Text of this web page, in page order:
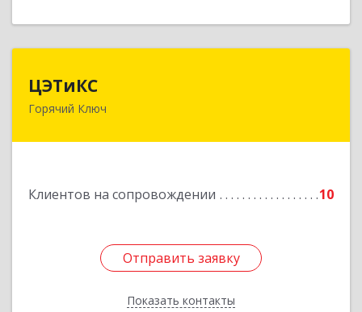
ЦЭТиКС
Горячий Ключ
Клиентов на сопровождении 10
Отправить заявку
Показать контакты
353290, Краснодарский край, Горячий Ключ г,
Отправить заявку
Назад